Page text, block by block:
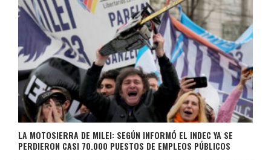
LA MOTOSIERRA DE MILEI: SEGÚN INFORMÓ EL INDEC YA SE
PERDIERON CASI 70.000 PUESTOS DE EMPLEOS PÚBLICOS